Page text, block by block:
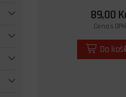
89,00
Cena s DPH
Do